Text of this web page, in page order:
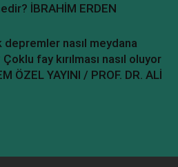
İBRAHİM ERDEN
depremler nasıl meydana
fay kırılması nasıl oluyor
ÖZEL YAYINI / PROF. DR. ALİ